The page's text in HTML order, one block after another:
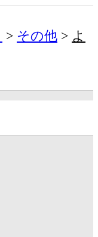
その他
よ